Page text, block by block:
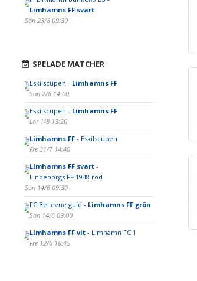
Limhamns FF svart
Sön 23/8 09:30
SPELADE MATCHER
Eskilscupen - Limhamns FF
Sön 2/8 14:00
Eskilscupen - Limhamns FF
Lör 1/8 13:20
Limhamns FF- Eskilscupen
Fre 31/7 14:40
Limhamns FF svart-
Lindeborgs FF 1948 röd
Sön 14/6 09:30
FC Bellevue guld - Limhamns FF grön
Sön 14/6 09:00
Limhamns FF vit- Limhamn FC 1
Fre 12/6 18:45